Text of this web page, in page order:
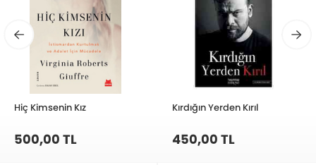
Hiç Kimsenin Kız
500,00 TL
Kırdığın Yerden Kırıl
450,00 TL